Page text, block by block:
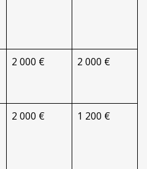
2 000 € 2 000 €
2 000 € 1 200 €